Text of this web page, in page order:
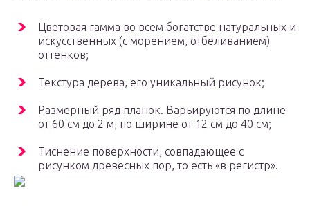
Цветовая гамма во всем богатстве натуральных и
искусственных (с морением, отбеливанием)
оттенков;
Текстура дерева, его уникальный рисунок;
Размерный ряд планок. Варьируются по длине
от 60 см до 2 м, по ширине от 12 см до 40 см;
Тиснение поверхности, совпадающее с
рисунком древесных пор, то есть «в регистр».